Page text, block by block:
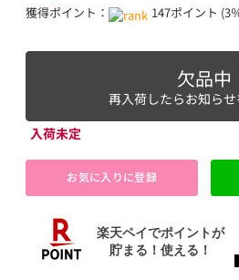
獲得ポイント：
147ポイント (3
欠品中
再入荷したらお知ら
入荷未定
お気に入りに登録